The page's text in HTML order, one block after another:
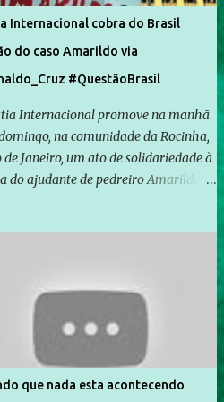
Internacional cobra do Brasil
do caso Amarildo via
#QuestãoBrasil
Internacional promove na manhã
na comunidade da Rocinha,
de Janeiro, um ato de solidariedade à
do ajudante de pedreiro Amarildo de
A assessora de Direitos Humanos
Internacional, Renata Neder, disse
Brasil que ações e atividades de
são feitas normalmente pela
não governamental. As ações
são promovidas em apoio
que nada esta acontecendo